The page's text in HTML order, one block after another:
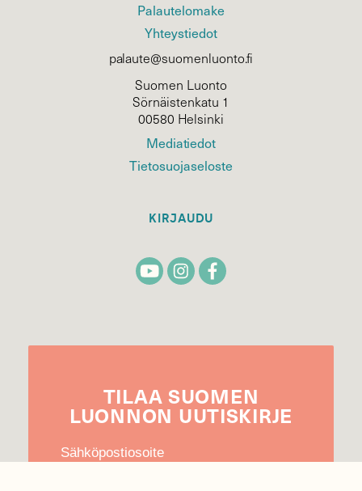
Palautelomake
Yhteystiedot
palaute@suomenluonto.fi
Suomen Luonto
Sörnäistenkatu 1
00580 Helsinki
Mediatiedot
Tietosuojaseloste
KIRJAUDU
TILAA SUOMEN
LUONNON UUTIS­KIRJE
Sähköpostiosoite